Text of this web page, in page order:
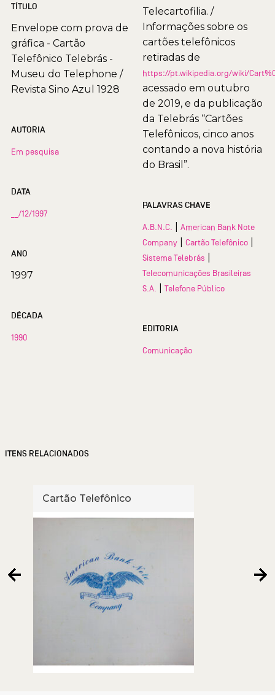
TÍTULO
Envelope com prova de
gráfica - Cartão
Telefônico Telebrás -
Museu do Telephone /
Revista Sino Azul 1928
AUTORIA
Em pesquisa
DATA
__/12/1997
ANO
1997
DÉCADA
1990
Telecartofilia. /
Informações sobre os
cartões telefônicos
retiradas de
https://pt.wikipedia.org/wiki/
acessado em outubro
de 2019, e da publicação
da Telebrás “Cartões
Telefônicos, cinco anos
contando a nova história
do Brasil”.
PALAVRAS CHAVE
A.B.N.C.
American Bank Note
Company
Cartão Telefônico
Sistema Telebrás
Telecomunicações Brasileiras
S.A.
Telefone Público
EDITORIA
Comunicação
ITENS RELACIONADOS
Cartão Telefônico